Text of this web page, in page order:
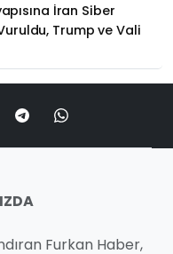
İran Siber
Trump ve Vali
Furkan Haber,